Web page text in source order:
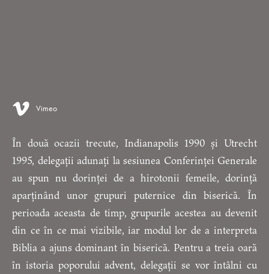
Vimeo
În două ocazii trecute, Indianapolis 1990 și Utrecht
1995, delegații adunați la sesiunea Conferinței Generale
au spun nu dorinței de a hirotonii femeile, dorință
aparținând unor grupuri puternice din biserică. În
perioada aceasta de timp, grupurile acestea au devenit
din ce în ce mai vizibile, iar modul lor de a interpreta
Biblia a ajuns dominant în biserică. Pentru a treia oară
în istoria poporului advent, delegații se vor întâlni cu